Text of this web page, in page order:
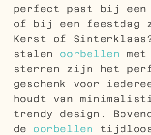
perfect past bij
of bij een feestdag
Kerst of Sinterklaas?
stalen oorbellen
sterren zijn het
geschenk voor
houdt van
trendy design.
de oorbellen